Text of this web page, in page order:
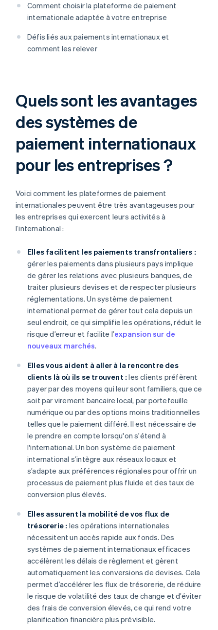
Comment choisir la plateforme de paiement
internationale adaptée à votre entreprise
Défis liés aux paiements internationaux et
comment les relever
Quels sont les avantages
des systèmes de
paiement internationaux
pour les entreprises ?
Voici comment les plateformes de paiement
internationales peuvent être très avantageuses pour
les entreprises qui exercent leurs activités à
l’international :
Elles facilitent les paiements transfrontaliers :
gérer les paiements dans plusieurs pays implique
de gérer les relations avec plusieurs banques, de
traiter plusieurs devises et de respecter plusieurs
réglementations. Un système de paiement
international permet de gérer tout cela depuis un
seul endroit, ce qui simplifie les opérations, réduit le
risque d’erreur et facilite l’expansion sur de
nouveaux marchés.
Elles vous aident à aller à la rencontre des
clients là où ils se trouvent : les clients préfèrent
payer par des moyens qui leur sont familiers, que ce
soit par virement bancaire local, par portefeuille
numérique ou par des options moins traditionnelles
telles que le paiement différé. Il est nécessaire de
le prendre en compte lorsqu'on s'étend à
l'international. Un bon système de paiement
international s’intègre aux réseaux locaux et
s’adapte aux préférences régionales pour offrir un
processus de paiement plus fluide et des taux de
conversion plus élevés.
Elles assurent la mobilité de vos flux de
trésorerie : les opérations internationales
nécessitent un accès rapide aux fonds. Des
systèmes de paiement internationaux efficaces
accélèrent les délais de règlement et gèrent
automatiquement les conversions de devises. Cela
permet d’accélérer les flux de trésorerie, de réduire
le risque de volatilité des taux de change et d’éviter
des frais de conversion élevés, ce qui rend votre
planification financière plus prévisible.